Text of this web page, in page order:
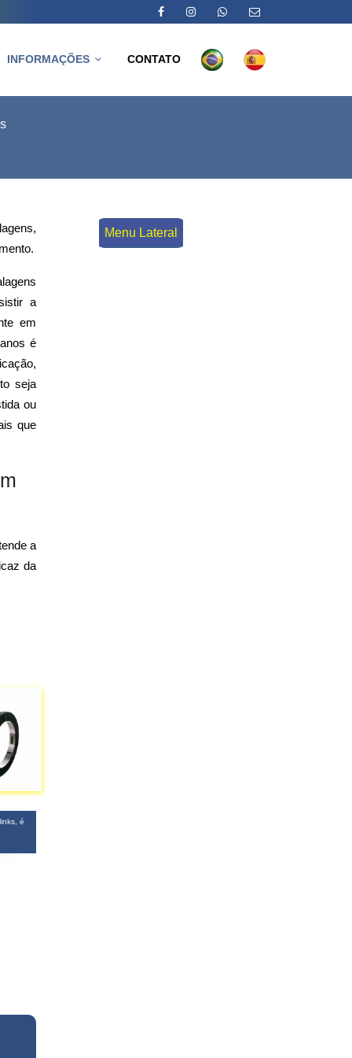
INFORMAÇÕES CONTATO
a
em
é
seja
ou
que
a
da
é
Menu Lateral